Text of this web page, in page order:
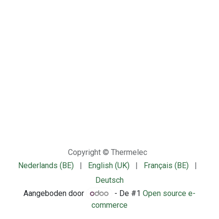
Copyright © Thermelec
Nederlands (BE)
| English (UK) | Français (BE)
|
Deutsch
Aangeboden door
- De #1Open source e-
commerce